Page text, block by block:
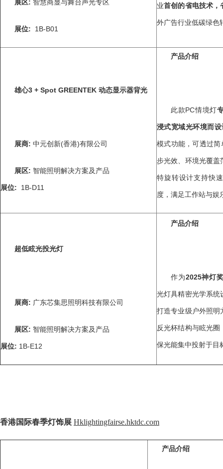
展区: 智慧商显与舞台声光专区
展位: 1B-B01
业首创的省电技术，
外广告行业低碳绿色
雄心3 + Spot GREENTEK 动态显示器背光
展商: 中元创新(香港)有限公司
展区: 智能照明解决方案及产品
展位: 1B-D11
产品介绍
此款PC情境灯
浸式宽域光环境而设
模式功能，可透过
步光效、环境光覆盖
特旋转设计支持快
度，满足工作站与娱
超低眩光投光灯
展商: 广东芯集思照明科技有限公司
展区: 智能照明解决方案及产品
展位: 1B-E12
产品介绍
作为2025神灯
光灯具精密光学系统
打造专业级户外照明
反光杯结构与眩光
保光能集中投射于目
香港国际春季灯饰展 Hklightingfairse.hktdc.com
产品介绍